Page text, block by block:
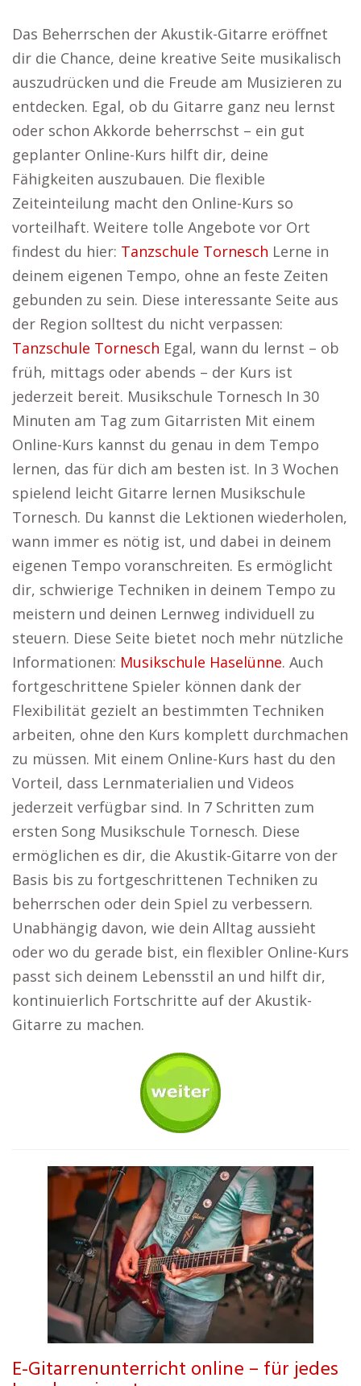
Das Beherrschen der Akustik-Gitarre eröffnet
dir die Chance, deine kreative Seite musikalisch
auszudrücken und die Freude am Musizieren zu
entdecken. Egal, ob du Gitarre ganz neu lernst
oder schon Akkorde beherrschst – ein gut
geplanter Online-Kurs hilft dir, deine
Fähigkeiten auszubauen. Die flexible
Zeiteinteilung macht den Online-Kurs so
vorteilhaft. Weitere tolle Angebote vor Ort
findest du hier: Tanzschule Tornesch Lerne in
deinem eigenen Tempo, ohne an feste Zeiten
gebunden zu sein. Diese interessante Seite aus
der Region solltest du nicht verpassen:
Tanzschule Tornesch Egal, wann du lernst – ob
früh, mittags oder abends – der Kurs ist
jederzeit bereit. Musikschule Tornesch In 30
Minuten am Tag zum Gitarristen Mit einem
Online-Kurs kannst du genau in dem Tempo
lernen, das für dich am besten ist. In 3 Wochen
spielend leicht Gitarre lernen Musikschule
Tornesch. Du kannst die Lektionen wiederholen,
wann immer es nötig ist, und dabei in deinem
eigenen Tempo voranschreiten. Es ermöglicht
dir, schwierige Techniken in deinem Tempo zu
meistern und deinen Lernweg individuell zu
steuern. Diese Seite bietet noch mehr nützliche
Informationen: Musikschule Haselünne. Auch
fortgeschrittene Spieler können dank der
Flexibilität gezielt an bestimmten Techniken
arbeiten, ohne den Kurs komplett durchmachen
zu müssen. Mit einem Online-Kurs hast du den
Vorteil, dass Lernmaterialien und Videos
jederzeit verfügbar sind. In 7 Schritten zum
ersten Song Musikschule Tornesch. Diese
ermöglichen es dir, die Akustik-Gitarre von der
Basis bis zu fortgeschrittenen Techniken zu
beherrschen oder dein Spiel zu verbessern.
Unabhängig davon, wie dein Alltag aussieht
oder wo du gerade bist, ein flexibler Online-Kurs
passt sich deinem Lebensstil an und hilft dir,
kontinuierlich Fortschritte auf der Akustik-
Gitarre zu machen.
E-Gitarrenunterricht online – für jedes